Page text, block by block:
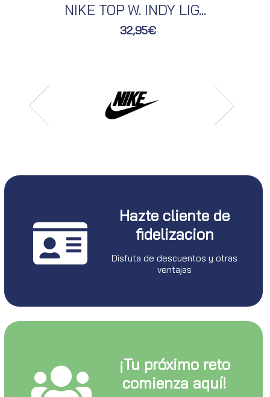
NIKE TOP W. INDY LIG...
32,95€
Hazte cliente de
fidelizacion
Disfuta de descuentos y otras
ventajas
¡Tu próximo reto
comienza aquí!